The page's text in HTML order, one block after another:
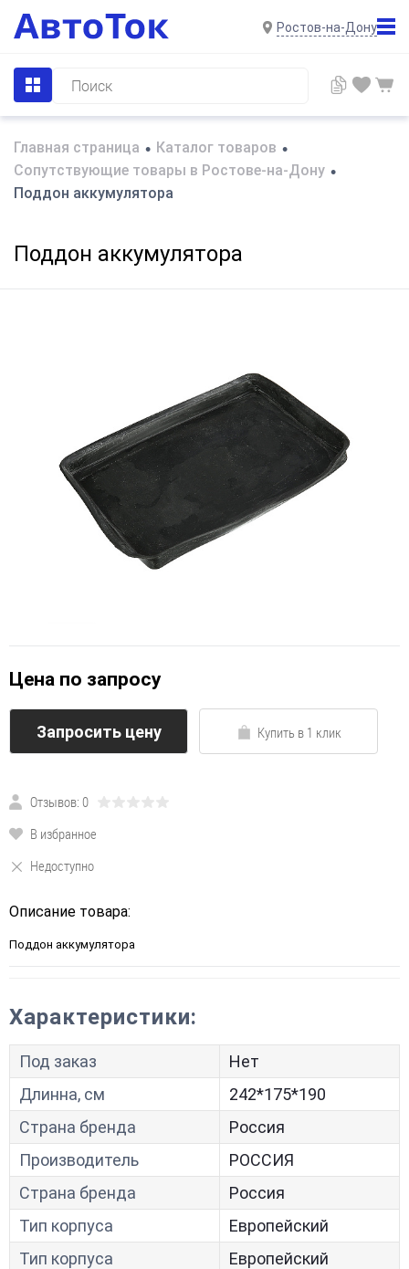
Ростов-на-Дону
Главная страница • Каталог товаров •
Сопутствующие товары в Ростове-на-Дону •
Поддон аккумулятора
Поддон аккумулятора
Цена по запросу
Запросить цену Купить в 1 клик
Отзывов: 0
В избранное
Недоступно
Описание товара:
Поддон аккумулятора
Характеристики:
Под заказ
Нет
Длинна, см
242*175*190
Страна бренда
Россия
Производитель
РОССИЯ
Страна бренда
Россия
Тип корпуса
Европейский
Тип корпуса
Европейский